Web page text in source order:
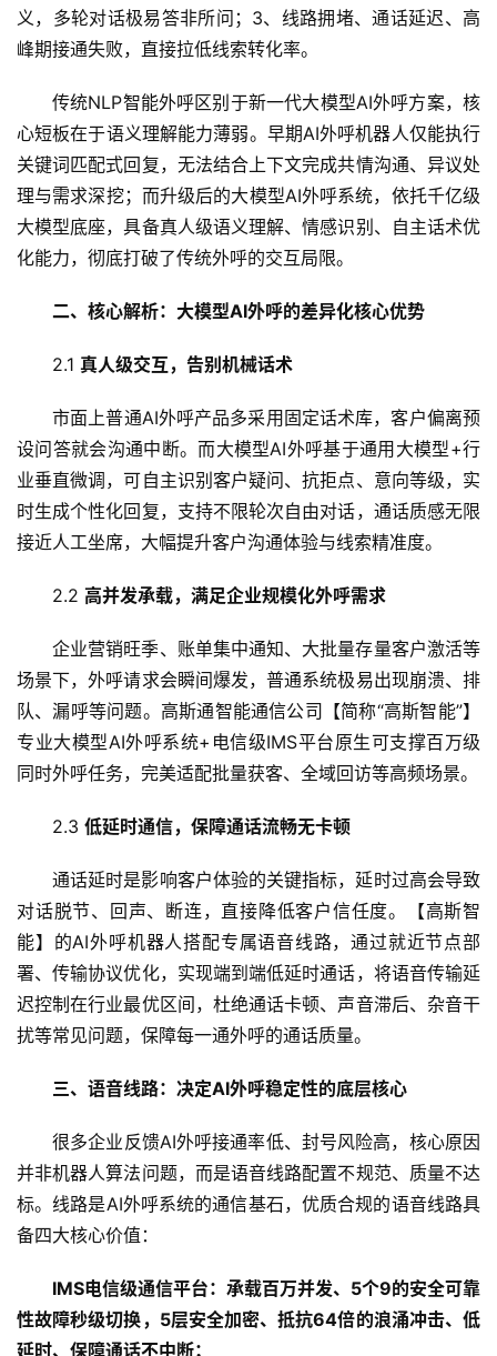
义，多轮对话极易答非所问；3、线路拥堵、通话延迟、高
峰期接通失败，直接拉低线索转化率。
传统NLP智能外呼区别于新一代大模型AI外呼方案，核
心短板在于语义理解能力薄弱。早期AI外呼机器人仅能执行
关键词匹配式回复，无法结合上下文完成共情沟通、异议处
理与需求深挖；而升级后的大模型AI外呼系统，依托千亿级
大模型底座，具备真人级语义理解、情感识别、自主话术优
化能力，彻底打破了传统外呼的交互局限。
二、 核心解析：大模型AI外呼的差异化核心优势
2.1 真人级交互，告别机械话术
市面上普通AI外呼产品多采用固定话术库，客户偏离预
设问答就会沟通中断。而大模型AI外呼基于通用大模型+行
业垂直微调，可自主识别客户疑问、抗拒点、意向等级，实
时生成个性化回复，支持不限轮次自由对话，通话质感无限
接近人工坐席，大幅提升客户沟通体验与线索精准度。
2.2 高并发承载，满足企业规模化外呼需求
企业营销旺季、账单集中通知、大批量存量客户激活等
场景下，外呼请求会瞬间爆发，普通系统极易出现崩溃、排
队、漏呼等问题。高斯通智能通信公司【简称“高斯智能”】
专业大模型AI外呼系统+电信级IMS平台原生可支撑百万级
同时外呼任务，完美适配批量获客、全域回访等高频场景。
2.3 低延时通信，保障通话流畅无卡顿
通话延时是影响客户体验的关键指标，延时过高会导致
对话脱节、回声、断连，直接降低客户信任度。【高斯智
能】的AI外呼机器人搭配专属语音线路，通过就近节点部
署、传输协议优化，实现端到端低延时通话，将语音传输延
迟控制在行业最优区间，杜绝通话卡顿、声音滞后、杂音干
扰等常见问题，保障每一通外呼的通话质量。
三、 语音线路：决定AI外呼稳定性的底层核心
很多企业反馈AI外呼接通率低、封号风险高，核心原因
并非机器人算法问题，而是语音线路配置不规范、质量不达
标。线路是AI外呼系统的通信基石，优质合规的语音线路具
备四大核心价值：
IMS电信级通信平台：承载百万并发、 5个9的安全可靠
性故障秒级切换， 5层安全加密、抵抗64倍的浪涌冲击、低
延时、保障通话不中断；